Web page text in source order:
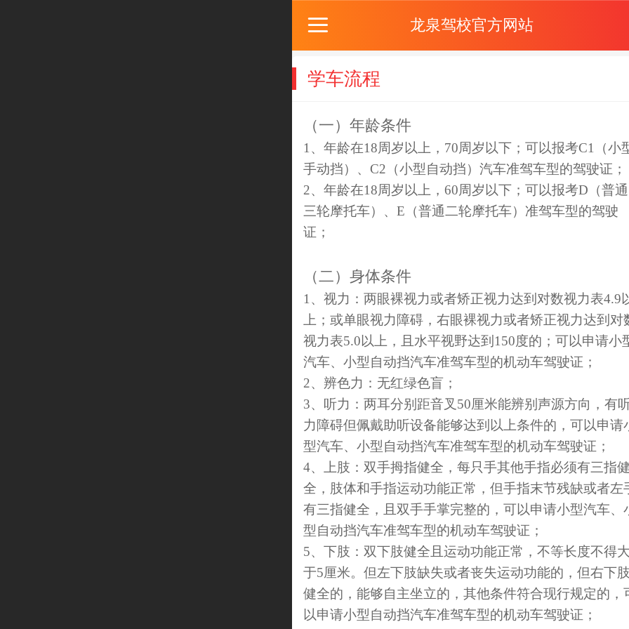
龙泉驾校官方网站
学车流程
（一）年龄条件
1、年龄在18周岁以上，70周岁以下；可以报考C1（小
手动挡）、C2（小型自动挡）汽车准驾车型的驾驶证；
2、年龄在18周岁以上，60周岁以下；可以报考D（普通
三轮摩托车）、E（普通二轮摩托车）准驾车型的驾驶
证；
（二）身体条件
1、视力：两眼裸视力或者矫正视力达到对数视力表4.9
上；或单眼视力障碍，右眼裸视力或者矫正视力达到对
视力表5.0以上，且水平视野达到150度的；可以申请小
汽车、小型自动挡汽车准驾车型的机动车驾驶证；
2、辨色力：无红绿色盲；
3、听力：两耳分别距音叉50厘米能辨别声源方向，有
力障碍但佩戴助听设备能够达到以上条件的，可以申请
型汽车、小型自动挡汽车准驾车型的机动车驾驶证；
4、上肢：双手拇指健全，每只手其他手指必须有三指
全，肢体和手指运动功能正常，但手指末节残缺或者左
有三指健全，且双手手掌完整的，可以申请小型汽车、
型自动挡汽车准驾车型的机动车驾驶证；
5、下肢：双下肢健全且运动功能正常，不等长度不得
于5厘米。但左下肢缺失或者丧失运动功能的，但右下
健全的，能够自主坐立的，其他条件符合现行规定的，
以申请小型自动挡汽车准驾车型的机动车驾驶证；